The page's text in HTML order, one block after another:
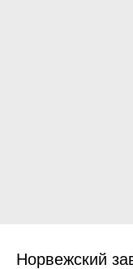
Норвежский